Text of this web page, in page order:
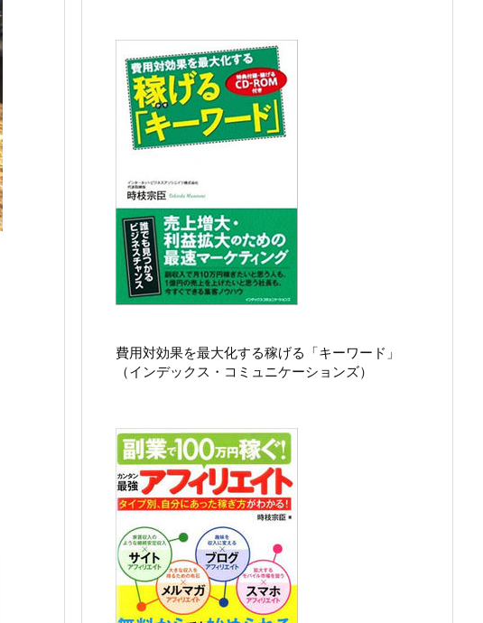
費用対効果を最大化する稼げる「キーワード」
（インデックス・コミュニケーションズ）